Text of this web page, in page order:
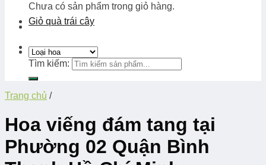
Chưa có sản phẩm trong giỏ hàng.
Giỏ quà trái cây
Tìm kiếm:
Trang chủ /
Hoa viếng đám tang tại
Phường 02 Quận Bình